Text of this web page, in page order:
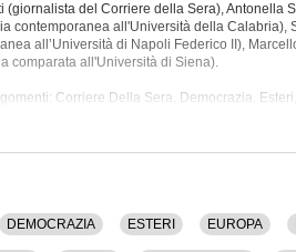
(giornalista del Corriere della Sera), Antonella
contemporanea all'Università della Calabria),
all’Università di Napoli Federico II),
comparata all'Università di Siena).
Corriere Della Sera, Democrazia,
DEMOCRAZIA ESTERI EUROPA